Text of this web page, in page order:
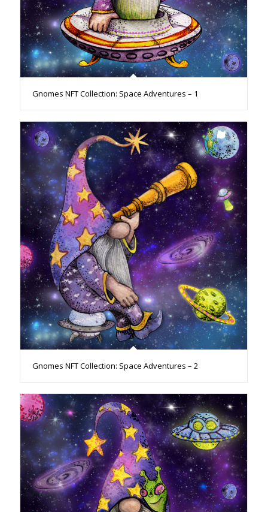
Gnomes NFT Collection: Space Adventures – 1
Gnomes NFT Collection: Space Adventures – 2